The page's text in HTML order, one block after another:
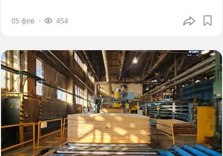
05 фев 454